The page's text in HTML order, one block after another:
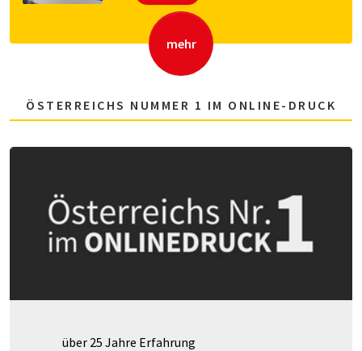
mehr
ÖSTERREICHS NUMMER 1 IM ONLINE-DRUCK
über 25 Jahre Erfahrung